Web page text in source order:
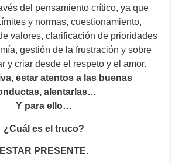
del pensamiento crítico, ya que
y normas, cuestionamiento,
valores, clarificación de prioridades
gestión de la frustración y sobre
y criar desde el respeto y el amor.
estar atentos a las buenas
alentarlas…
Y para ello…
¿Cuál es el truco?
ESTAR PRESENTE.